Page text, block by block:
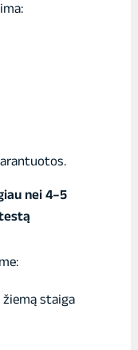
nei 4–5
žiemą staiga